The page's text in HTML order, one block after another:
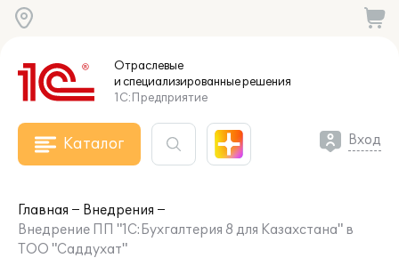
Отраслевые
и специализированныерешения
1С:Предприятие
Каталог Вход
Главная
Внедрения
Внедрение ПП "1С:Бухгалтерия 8 для Казахстана" в
ТОО "Саддухат"